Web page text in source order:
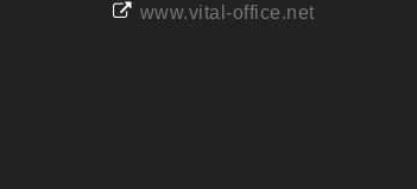
www.vital-office.net